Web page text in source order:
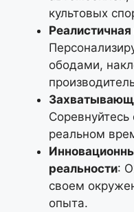
культовых
ободами,
реальном
реальности:
своем
опыта.